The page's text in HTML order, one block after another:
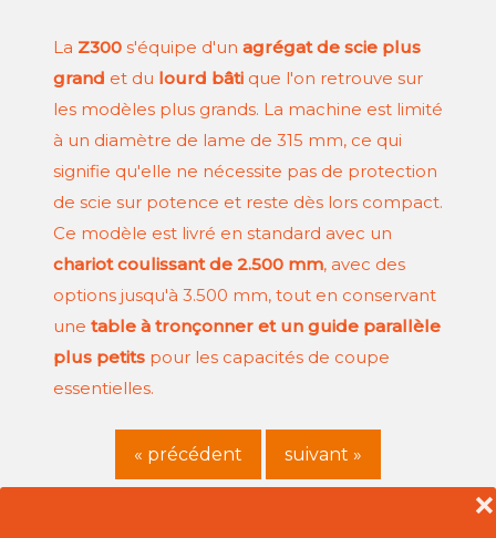
❌
La Z300 s'équipe d'un agrégat de scie plus
grand et du lourd bâti que l'on retrouve sur
les modèles plus grands. La machine est limité
à un diamètre de lame de 315 mm, ce qui
signifie qu'elle ne nécessite pas de protection
de scie sur potence et reste dès lors compact.
Ce modèle est livré en standard avec un
chariot coulissant de 2.500 mm, avec des
options jusqu'à 3.500 mm, tout en conservant
une table à tronçonner et un guide parallèle
plus petits pour les capacités de coupe
essentielles.
« précédent suivant »